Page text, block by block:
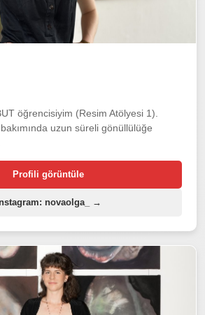
öğrencisiyim (Resim Atölyesi 1).
uzun süreli gönüllülüğe
Profili görüntüle
Instagram: novaolga_ →